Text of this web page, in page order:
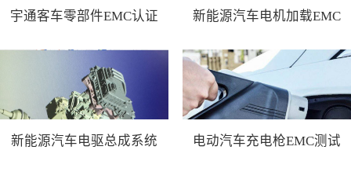
宇通客车零部件EMC认证
新能源汽车电机加载EMC
新能源汽车电驱总成系统
电动汽车充电枪EMC测试